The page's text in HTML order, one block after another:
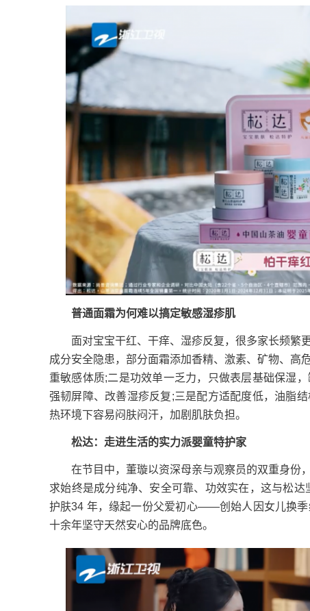
普通面霜为何难以搞定敏感湿疹肌
面对宝宝干红、干痒、湿疹反复，很多家长频繁
成分安全隐患，部分面霜添加香精、激素、矿物、高
重敏感体质;二是功效单一乏力，只做表层基础保湿
强韧屏障、改善湿疹反复;三是配方适配度低，油脂
热环境下容易闷肤闷汗，加剧肌肤负担。
松达：走进生活的实力派婴童特护家
在节目中，董璇以资深母亲与观察员的双重身份
求始终是成分纯净、安全可靠、功效实在，这与松
护肤34 年，缘起一份父爱初心——创始人因女儿换
十余年坚守天然安心的品牌底色。